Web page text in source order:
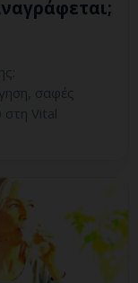
σαφές
Vital